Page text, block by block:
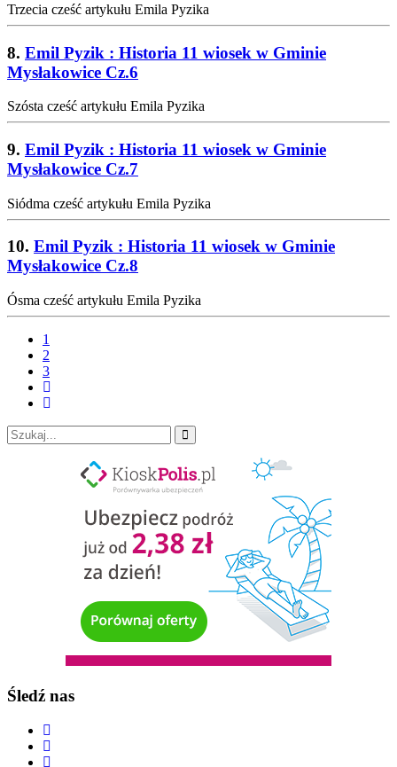
Trzecia cześć artykułu Emila Pyzika
8. Emil Pyzik : Historia 11 wiosek w Gminie
Mysłakowice Cz.6
Szósta cześć artykułu Emila Pyzika
9. Emil Pyzik : Historia 11 wiosek w Gminie
Mysłakowice Cz.7
Siódma cześć artykułu Emila Pyzika
10. Emil Pyzik : Historia 11 wiosek w Gminie
Mysłakowice Cz.8
Ósma cześć artykułu Emila Pyzika
1
2
3
Śledź nas